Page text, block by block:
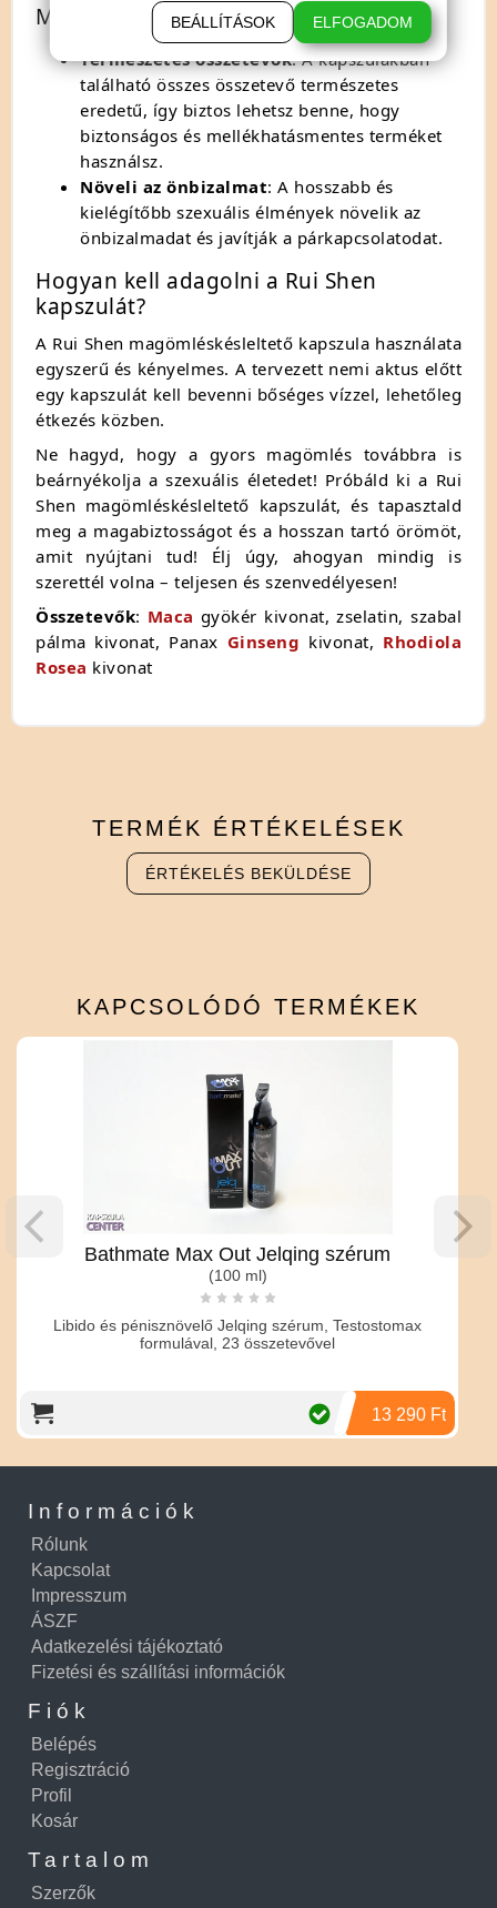
Miért válaszd a Rui Shen kapszulát?
Természetes összetevők: A kapszulákban
található összes összetevő természetes
eredetű, így biztos lehetsz benne, hogy
biztonságos és mellékhatásmentes terméket
használsz.
Növeli az önbizalmat: A hosszabb és
kielégítőbb szexuális élmények növelik az
önbizalmadat és javítják a párkapcsolatodat.
Hogyan kell adagolni a Rui Shen
kapszulát?
A Rui Shen magömléskésleltető kapszula használata
egyszerű és kényelmes. A tervezett nemi aktus előtt
egy kapszulát kell bevenni bőséges vízzel, lehetőleg
étkezés közben.
Ne hagyd, hogy a gyors magömlés továbbra is
beárnyékolja a szexuális életedet! Próbáld ki a Rui
Shen magömléskésleltető kapszulát, és tapasztald
meg a magabiztosságot és a hosszan tartó örömöt,
amit nyújtani tud! Élj úgy, ahogyan mindig is
szerettél volna – teljesen és szenvedélyesen!
Összetevők: Maca gyökér kivonat, zselatin, szabal
pálma kivonat, Panax Ginseng kivonat, Rhodiola
Rosea kivonat
TERMÉK ÉRTÉKELÉSEK
ÉRTÉKELÉS BEKÜLDÉSE
KAPCSOLÓDÓ TERMÉKEK
Max Out Jelqing szérum
Jelqing szérum, Testostomax
formulával, 23 összetevővel
13 290 Ft
Pénisznövelő
Információk
Rólunk
Kapcsolat
Impresszum
ÁSZF
Adatkezelési tájékoztató
Fizetési és szállítási információk
Fiók
Belépés
Regisztráció
Profil
Kosár
Tartalom
Szerzők
BEÁLLÍTÁSOK ELFOGADOM